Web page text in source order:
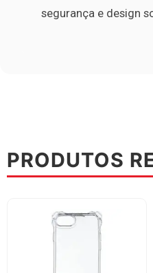
segurança e design
PRODUTOS